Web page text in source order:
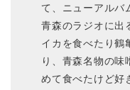
て、ニューアルバ
青森のラジオに出
イカを食べたり鶴
り、青森名物の味
めて食べたけど好